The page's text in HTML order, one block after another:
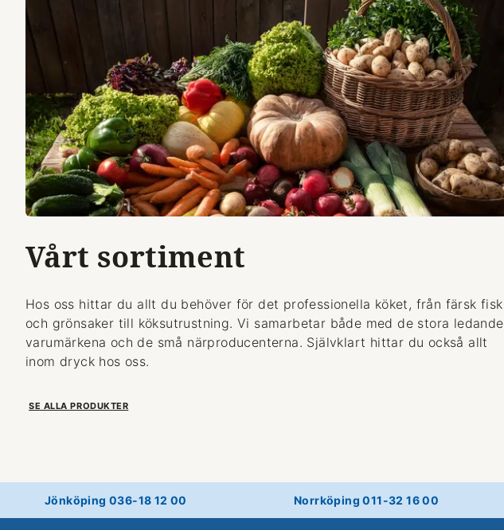
Vårt sortiment
Hos oss hittar du allt du behöver för det professionella köket, från färsk fisk
och grönsaker till köksutrustning. Vi samarbetar både med de stora ledande
varumärkena och de små närproducenterna. Självklart hittar du också allt
inom dryck hos oss.
SE ALLA PRODUKTER
Jönköping 036-18 12 00 Norrköping 011-32 16 00